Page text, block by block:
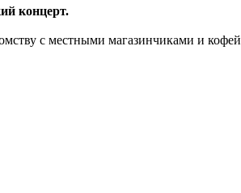
концерт.
с местными магазинчиками и